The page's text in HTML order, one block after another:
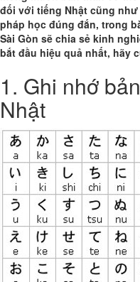
đối với tiếng Nhật cũng
pháp học đúng đắn, trong
Sài Gòn sẽ chia sẻ kinh
bắt đầu hiệu quả nhất, hãy
1. Ghi nhớ
Nhật